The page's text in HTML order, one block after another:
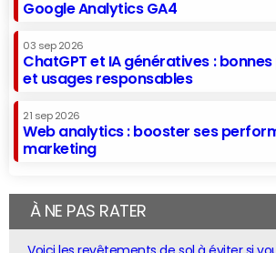
Google Analytics GA4
03 sep 2026
ChatGPT et IA génératives :
et usages responsables
21 sep 2026
Web analytics : booster ses
marketing
À NE PAS RATER
Voici les revêtements de sol à éviter si